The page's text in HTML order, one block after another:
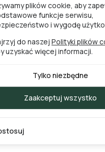
plików cookie, aby
funkcje serwisu,
i wygodę
do naszejPolityki plików
uzyskać więcej informacji.
Tylko niezbędne
Zaakceptuj wszystko